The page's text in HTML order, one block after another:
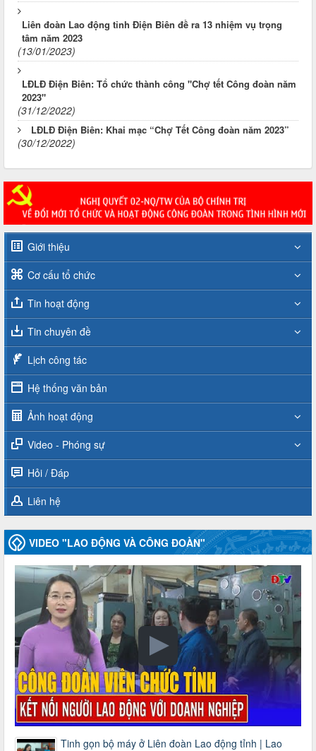
Liên đoàn Lao động tỉnh Điện Biên đề ra 13 nhiệm vụ trọng
tâm năm 2023
(13/01/2023)
LĐLĐ Điện Biên: Tổ chức thành công "Chợ tết Công đoàn năm
2023"
(31/12/2022)
LĐLĐ Điện Biên: Khai mạc “Chợ Tết Công đoàn năm 2023”
(30/12/2022)
Giới thiệu
Cơ cấu tổ chức
Tin hoạt động
Tin chuyên đề
Lịch công tác
Hệ thống văn bản
Ảnh hoạt động
Video - Phóng sự
Hỏi / Đáp
Liên hệ
VIDEO "LAO ĐỘNG VÀ CÔNG ĐOÀN"
Tinh gọn bộ máy ở Liên đoàn Lao động tỉnh | Lao